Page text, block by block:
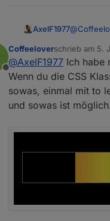
AxelF1977@
@
Wenn
damit
Offline
Coffeeloverschrieb am 5.
zuletzt
@AxelF1977 Ich habe
Wenn du die CSS
sowas, einmal mit to
und sowas ist